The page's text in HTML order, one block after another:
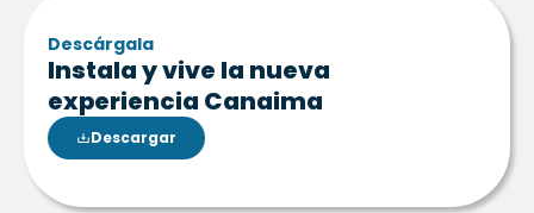
Descárgala
Instala y vive la nueva
experiencia Canaima
Descargar